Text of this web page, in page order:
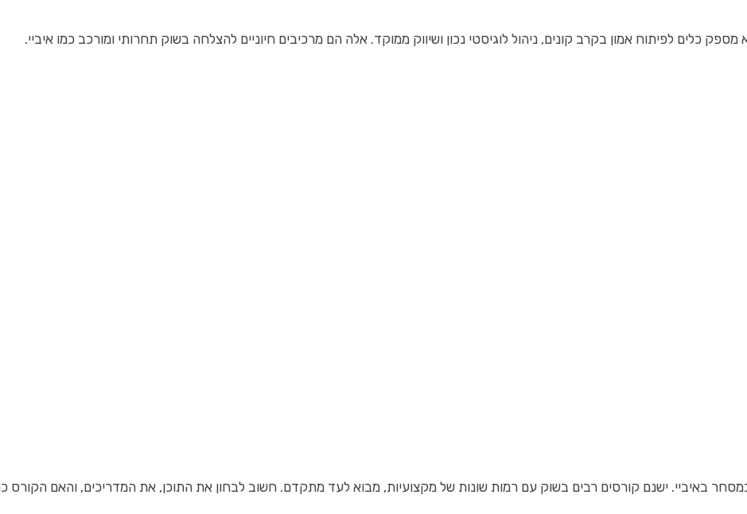
כלים לפיתוח אמון בקרב קונים, ניהול לוגיסטי נכון ושיווק ממוקד. אלה הם מרכיבים חיוניים להצלחה בשוק תחרותי ומורכב כמו איביי.
באיביי. ישנם קורסים רבים בשוק עם רמות שונות של מקצועיות, מבוא לעד מתקדם. חשוב לבחון את התוכן, את המדריכים, והאם הקורס